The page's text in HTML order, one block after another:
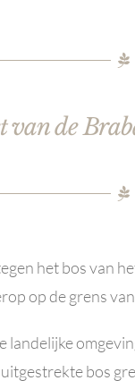
van de
het bos van
op de grens
landelijke
bos